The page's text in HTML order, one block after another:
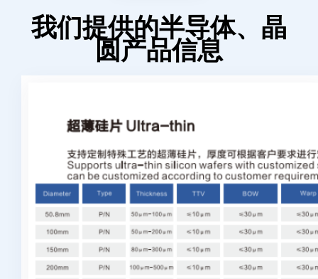
我们提供的半导体、晶
圆产品信息